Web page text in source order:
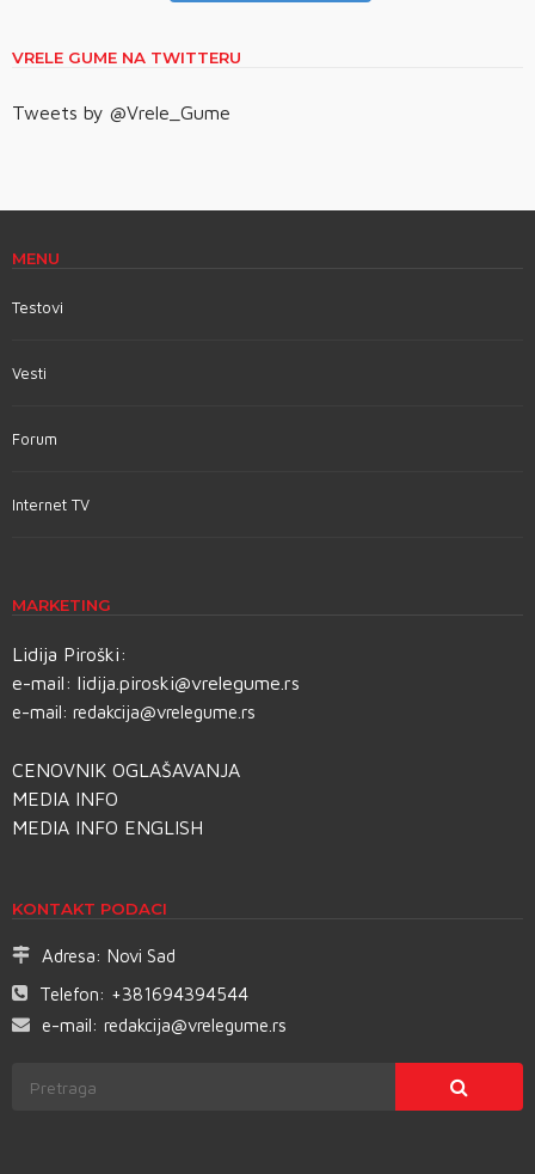
VRELE GUME NA TWITTERU
Tweets by @Vrele_Gume
MENU
Testovi
Vesti
Forum
Internet TV
MARKETING
Lidija Piroški:
e-mail: lidija.piroski@vrelegume.rs
e-mail: redakcija@vrelegume.rs
CENOVNIK OGLAŠAVANJA
MEDIA INFO
MEDIA INFO ENGLISH
KONTAKT PODACI
Adresa: Novi Sad
Telefon: +381694394544
e-mail: redakcija@vrelegume.rs